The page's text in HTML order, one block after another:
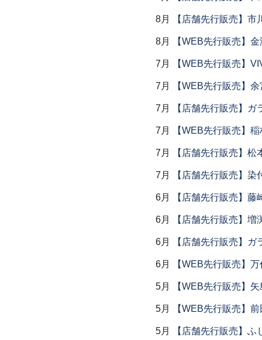
8月 【店舗先行販売】
8月 【WEB先行販売】
7月 【WEB先行販売】
7月 【WEB先行販売】
7月 【店舗先行販売】ガ
7月 【WEB先行販売】
7月 【店舗先行販売】松
7月 【店舗先行販売】染
6月 【店舗先行販売】
6月 【店舗先行販売】増
6月 【店舗先行販売】ガ
6月 【WEB先行販売】
5月 【WEB先行販売】
5月 【WEB先行販売】
5月 【店舗先行販売】ふ